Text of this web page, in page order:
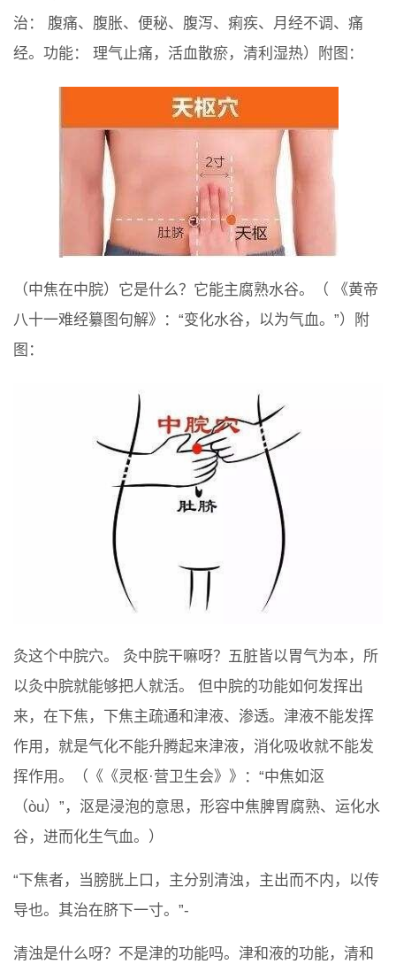
治： 腹痛、腹胀、便秘、腹泻、痢疾、月经不调、痛
经。功能： 理气止痛，活血散瘀，清利湿热）附图：
（中焦在中脘）它是什么？它能主腐熟水谷。（ 《黄帝
八十一难经纂图句解》：“变化水谷，以为气血。”）附
图：
灸这个中脘穴。 灸中脘干嘛呀？五脏皆以胃气为本，所
以灸中脘就能够把人就活。 但中脘的功能如何发挥出
来，在下焦，下焦主疏通和津液、渗透。津液不能发挥
作用，就是气化不能升腾起来津液，消化吸收就不能发
挥作用。（《《灵枢·营卫生会》》：“中焦如沤
（òu）”，沤是浸泡的意思，形容中焦脾胃腐熟、运化水
谷，进而化生气血。）
“下焦者，当膀胱上口，主分别清浊，主出而不内，以传
导也。其治在脐下一寸。”-
清浊是什么呀？不是津的功能吗。津和液的功能，清和